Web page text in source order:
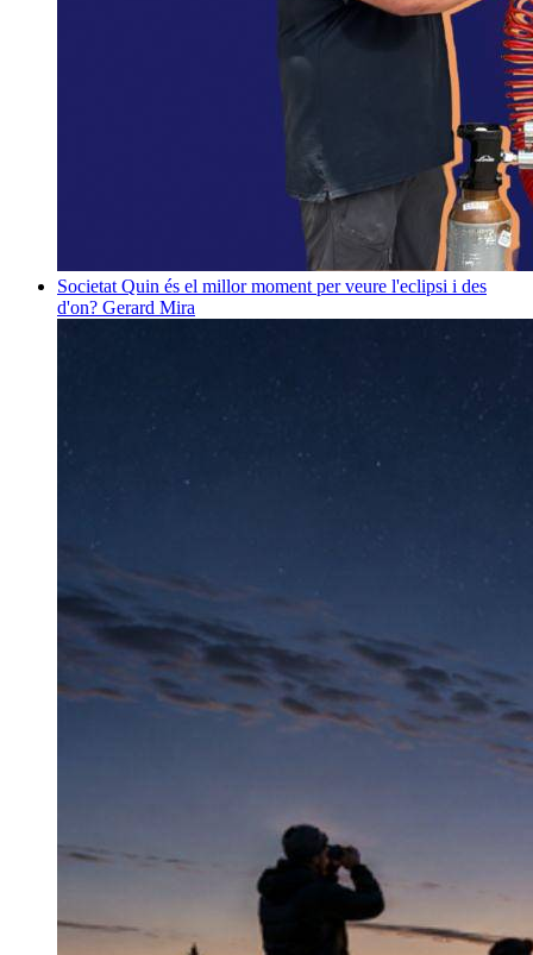
Societat Quin és el millor moment per veure l'eclipsi i des
d'on? Gerard Mira